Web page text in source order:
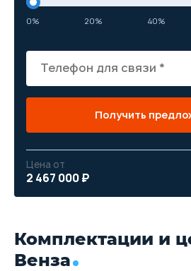
0% 20% 40%
Получить
Цена от
2 467 000 ₽
Комплектации и
Венза